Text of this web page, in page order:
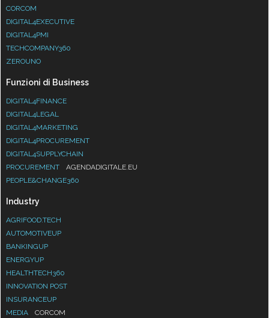
CORCOM
DIGITAL4EXECUTIVE
DIGITAL4PMI
TECHCOMPANY360
ZEROUNO
Funzioni di Business
DIGITAL4FINANCE
DIGITAL4LEGAL
DIGITAL4MARKETING
DIGITAL4PROCUREMENT
DIGITAL4SUPPLYCHAIN
PROCUREMENT
AGENDADIGITALE.EU
PEOPLE&CHANGE360
Industry
AGRIFOOD.TECH
AUTOMOTIVEUP
BANKINGUP
ENERGYUP
HEALTHTECH360
INNOVATION POST
INSURANCEUP
MEDIA
CORCOM